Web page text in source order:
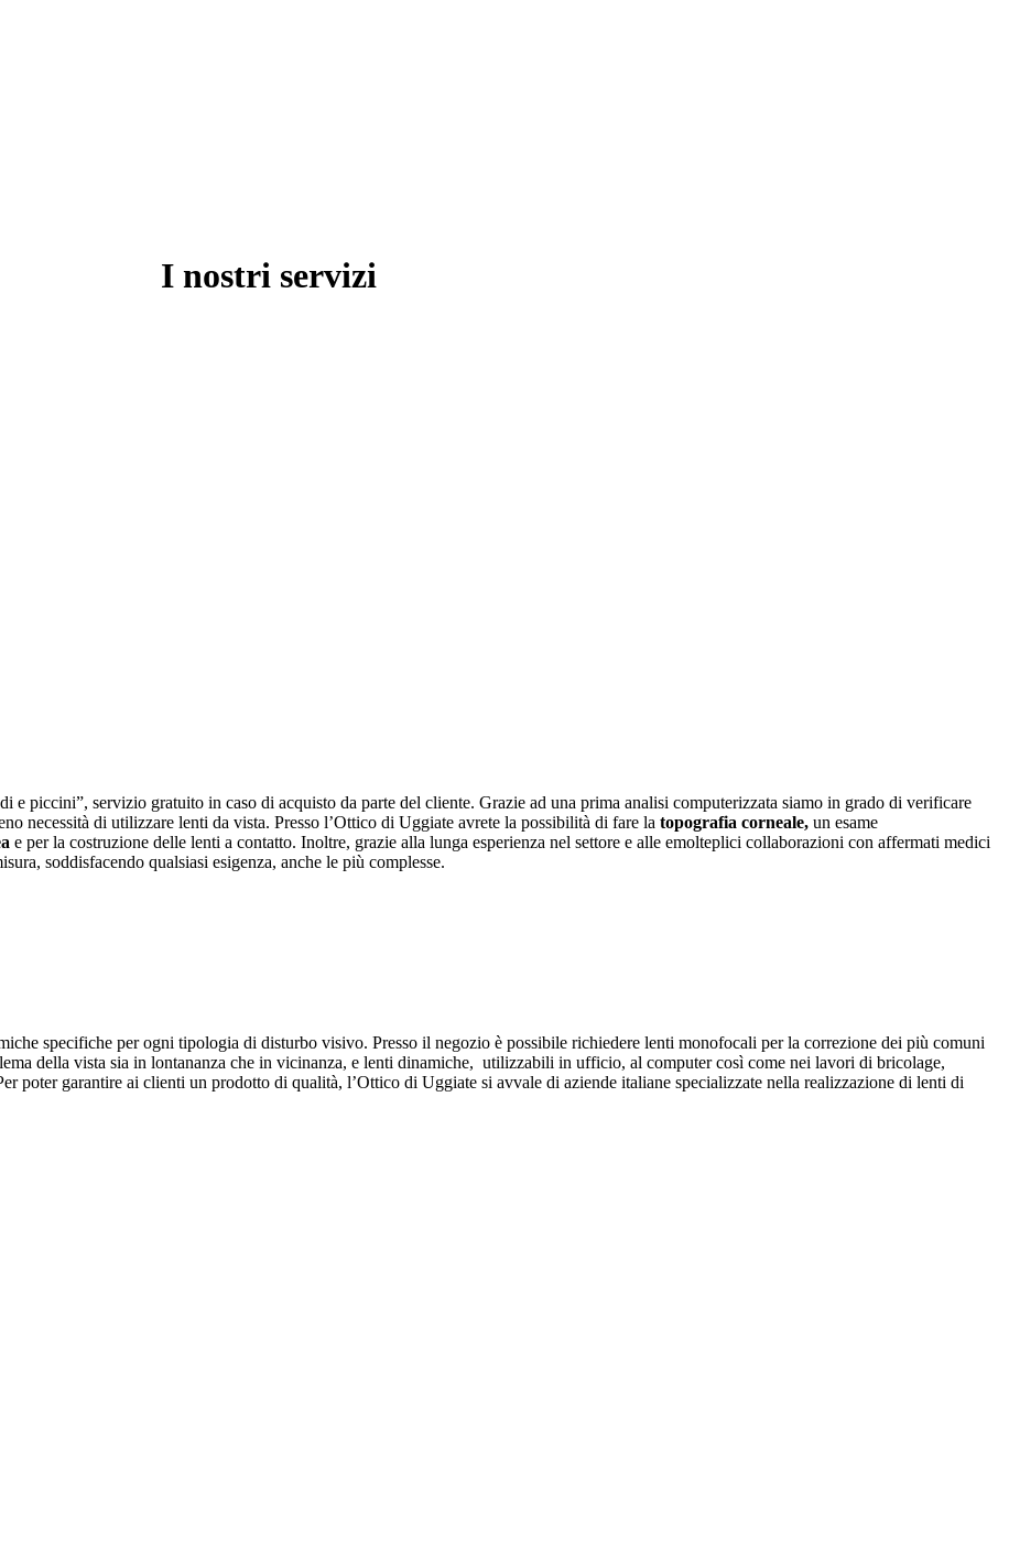
I nostri servizi
e piccini”, servizio gratuito in caso di acquisto da parte del cliente. Grazie ad una prima analisi computerizzata siamo in grado di verificare
necessità di utilizzare lenti da vista. Presso l’Ottico di Uggiate avrete la possibilità di fare la topografia corneale, un esame
e per la costruzione delle lenti a contatto. Inoltre, grazie alla lunga esperienza nel settore e alle emolteplici collaborazioni con affermati medici
soddisfacendo qualsiasi esigenza, anche le più complesse.
specifiche per ogni tipologia di disturbo visivo. Presso il negozio è possibile richiedere lenti monofocali per la correzione dei più comuni
della vista sia in lontananza che in vicinanza, e lenti dinamiche, utilizzabili in ufficio, al computer così come nei lavori di bricolage,
poter garantire ai clienti un prodotto di qualità, l’Ottico di Uggiate si avvale di aziende italiane specializzate nella realizzazione di lenti di